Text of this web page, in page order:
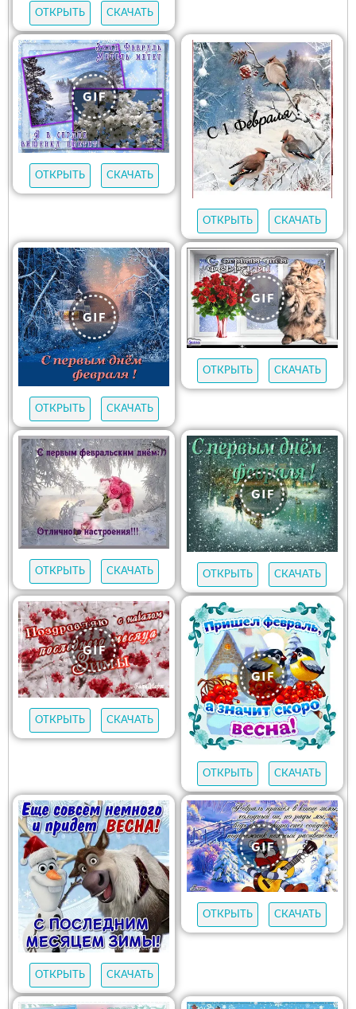
ОТКРЫТЬ СКАЧАТЬ
ОТКРЫТЬ СКАЧАТЬ
ОТКРЫТЬ СКАЧАТЬ
ОТКРЫТЬ СКАЧАТЬ
ОТКРЫТЬ СКАЧАТЬ
ОТКРЫТЬ СКАЧАТЬ ОТКРЫТЬ СКАЧАТЬ
ОТКРЫТЬ СКАЧАТЬ
ОТКРЫТЬ СКАЧАТЬ
ОТКРЫТЬ СКАЧАТЬ
ОТКРЫТЬ СКАЧАТЬ